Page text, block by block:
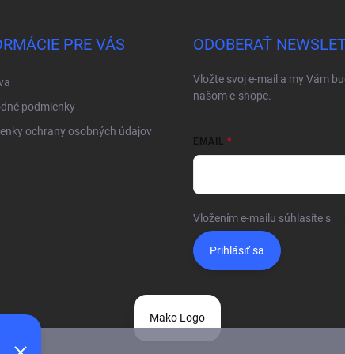
PRE VÁS
podmienky
ochrany osobných údajov
ODOBERAŤ
Vložte svoj e-mail a my Vám
našom e-shope.
EMAIL
Vložením e-mailu súhlasíte s
Prihlásiť sa
Mako Logo